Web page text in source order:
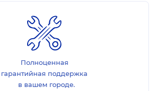
Полноценная
гарантийная поддержка
в вашем городе.